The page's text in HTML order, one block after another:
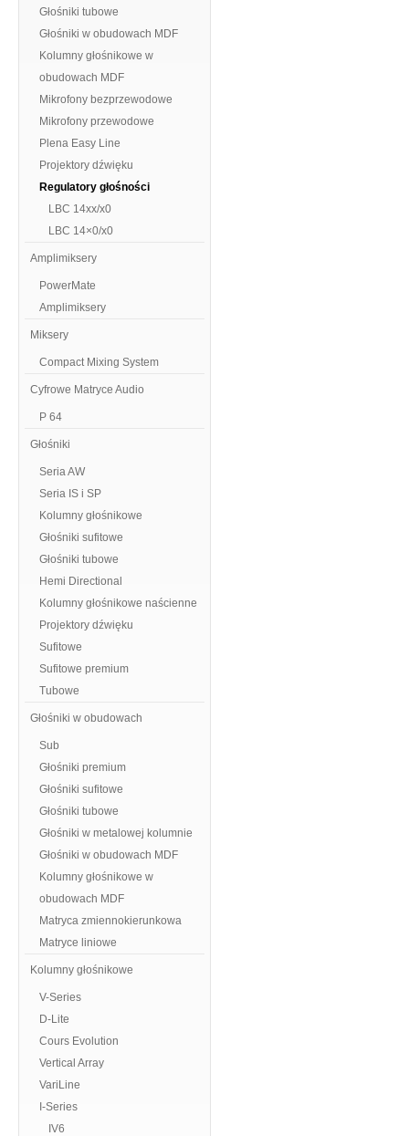
Głośniki tubowe
Głośniki w obudowach MDF
Kolumny głośnikowe w
obudowach MDF
Mikrofony bezprzewodowe
Mikrofony przewodowe
Plena Easy Line
Projektory dźwięku
Regulatory głośności
LBC 14xx/x0
LBC 14×0/x0
Amplimiksery
PowerMate
Amplimiksery
Miksery
Compact Mixing System
Cyfrowe Matryce Audio
P 64
Głośniki
Seria AW
Seria IS i SP
Kolumny głośnikowe
Głośniki sufitowe
Głośniki tubowe
Hemi Directional
Kolumny głośnikowe naścienne
Projektory dźwięku
Sufitowe
Sufitowe premium
Tubowe
Głośniki w obudowach
Sub
Głośniki premium
Głośniki sufitowe
Głośniki tubowe
Głośniki w metalowej kolumnie
Głośniki w obudowach MDF
Kolumny głośnikowe w
obudowach MDF
Matryca zmiennokierunkowa
Matryce liniowe
Kolumny głośnikowe
V-Series
D-Lite
Cours Evolution
Vertical Array
VariLine
I-Series
IV6